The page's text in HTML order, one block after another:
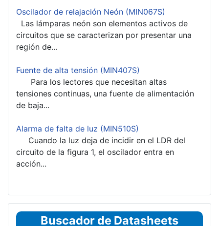
Oscilador de relajación Neón (MIN067S)
Las lámparas neón son elementos activos de
circuitos que se caracterizan por presentar una
región de...
Fuente de alta tensión (MIN407S)
Para los lectores que necesitan altas
tensiones continuas, una fuente de alimentación
de baja...
Alarma de falta de luz (MIN510S)
Cuando la luz deja de incidir en el LDR del
circuito de la figura 1, el oscilador entra en
acción...
Buscador de Datasheets